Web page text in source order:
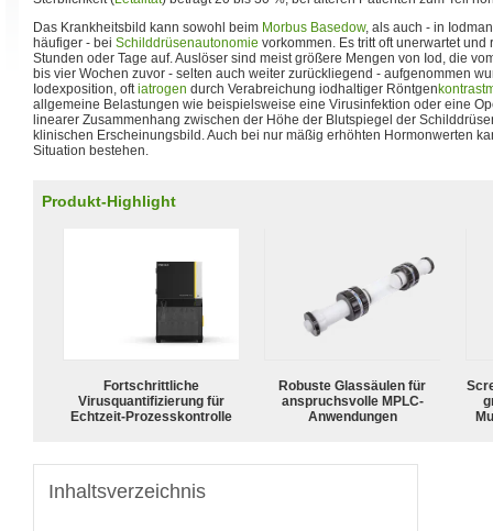
Das Krankheitsbild kann sowohl beim Morbus Basedow, als auch - in
häufiger - bei Schilddrüsenautonomie vorkommen. Es tritt oft unerwartet
Stunden oder Tage auf. Auslöser sind meist größere Mengen von Iod, die
bis vier Wochen zuvor - selten auch weiter zurückliegend - aufgenommen
Iodexposition, oftiatrogen durch Verabreichung iodhaltiger Röntgen
allgemeine Belastungen wie beispielsweise eine Virusinfektion oder eine
linearer Zusammenhang zwischen der Höhe der Blutspiegel der
klinischen Erscheinungsbild. Auch bei nur mäßig erhöhten Hormonwerten
Situation bestehen.
Produkt-Highlight
Fortschrittliche
Virusquantifizierung für
Echtzeit-Prozesskontrolle
Robuste Glassäulen für
anspruchsvolle MPLC-
Anwendungen
Inhaltsverzeichnis